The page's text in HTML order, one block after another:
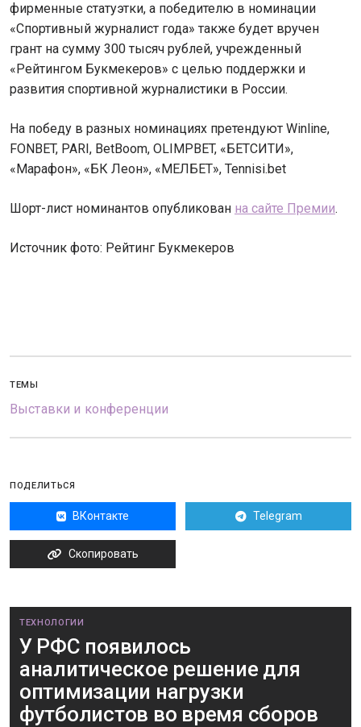
фирменные статуэтки, а победителю в номинации
«Спортивный журналист года» также будет вручен
грант на сумму 300 тысяч рублей, учрежденный
«Рейтингом Букмекеров» с целью поддержки и
развития спортивной журналистики в России.
На победу в разных номинациях претендуют Winline,
FONBET, PARI, BetBoom, OLIMPBET, «БЕТСИТИ»,
«Марафон», «БК Леон», «МЕЛБЕТ», Tennisi.bet
Шорт-лист номинантов опубликован на сайте Премии.
Источник фото: Рейтинг Букмекеров
ТЕМЫ
Выставки и конференции
ПОДЕЛИТЬСЯ
ВКонтакте Telegram
Скопировать
ТЕХНОЛОГИИ
У РФС появилось
аналитическое решение для
оптимизации нагрузки
футболистов во время сборов